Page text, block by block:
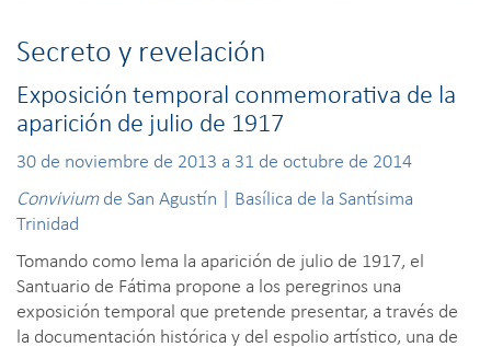
Secreto y revelación
Exposición temporal conmemorativa de la
aparición de julio de 1917
30 de noviembre de 2013 a 31 de octubre de 2014
Conviviumde San Agustín | Basílica de la Santísima
Trinidad
Tomando como lema la aparición de julio de 1917, el
Santuario de Fátima propone a los peregrinos una
exposición temporal que pretende presentar, a través de
la documentación histórica y del espolio artístico, una de